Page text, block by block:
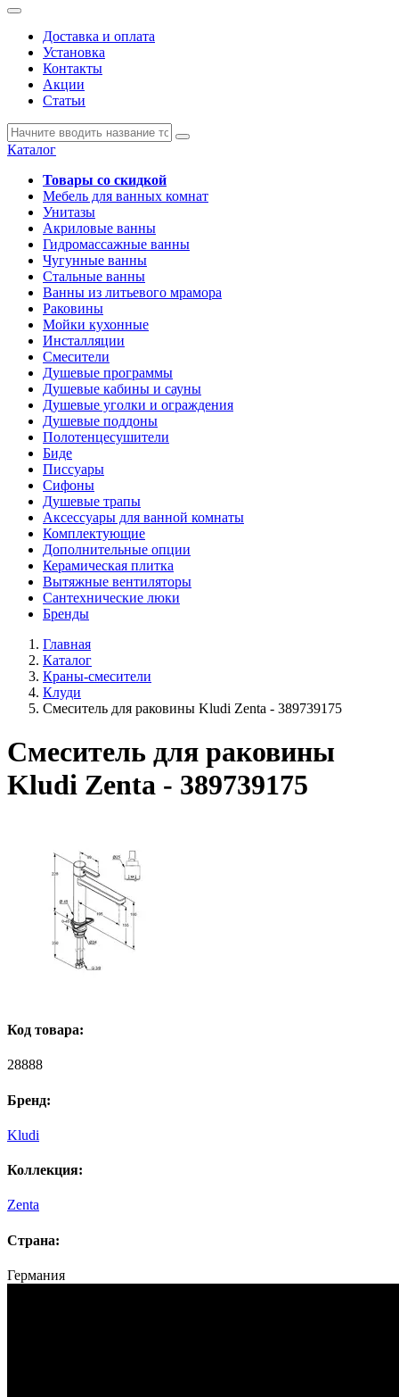
Доставка и оплата
Установка
Контакты
Акции
Статьи
Каталог
Товары со скидкой
Мебель для ванных комнат
Унитазы
Акриловые ванны
Гидромассажные ванны
Чугунные ванны
Стальные ванны
Ванны из литьевого мрамора
Раковины
Мойки кухонные
Инсталляции
Смесители
Душевые программы
Душевые кабины и сауны
Душевые уголки и ограждения
Душевые поддоны
Полотенцесушители
Биде
Писсуары
Сифоны
Душевые трапы
Аксессуары для ванной комнаты
Комплектующие
Дополнительные опции
Керамическая плитка
Вытяжные вентиляторы
Сантехнические люки
Бренды
Главная
Каталог
Краны-смесители
Клуди
Смеситель для раковины Kludi Zenta - 389739175
Смеситель для раковины
Kludi Zenta - 389739175
Код товара:
28888
Бренд:
Kludi
Коллекция:
Zenta
Страна:
Германия